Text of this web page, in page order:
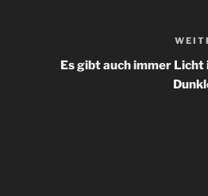
Es gibt auch immer Licht